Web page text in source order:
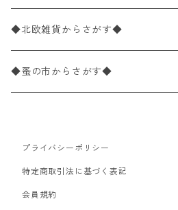
ライスペーパー
ペーパーリネンナプキン
ワックスペーパー
デコパージュ用品
パック売り
バラ売り
パック売り
21×21cm（ポケットサイズ）
バラ売り
33cm（ラウンド）
動物・鳥・昆虫・蝶柄
海・魚柄
食べ物・フルーツ・野菜・ドリンク柄
食器・カトラリー柄
ランチサイズ
カクテルサイズ
ドイツ製 Ambiente/アンビエンテ
ランチサイズ
ドイツ製 Paperproducts Design
カクテルサイズ
ランチサイズ
カクテルサイズ
ドイツ製 ti-flair/ティーフレア
ランチサイズ
ドイツ製 PAW/パウ
デコパージュ液
デコパージュ下地
デコパージュはさみ
3Dデコパージュ
◆北欧雑貨からさがす◆
シリコンモールド
トレイ
ポスター・カレンダー
◆蚤の市からさがす◆
北欧雑貨
デコパージュ用品
プライバシーポリシー
特定商取引法に基づく表記
会員規約